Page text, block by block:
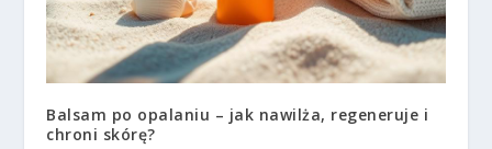
Balsam po opalaniu – jak nawilża, regeneruje i
chroni skórę?